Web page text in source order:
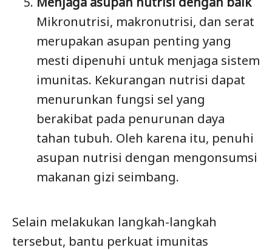
Mikronutrisi, makronutrisi, dan serat
merupakan asupan penting yang
mesti dipenuhi untuk menjaga sistem
imunitas. Kekurangan nutrisi dapat
menurunkan fungsi sel yang
berakibat pada penurunan daya
tahan tubuh. Oleh karena itu, penuhi
asupan nutrisi dengan mengonsumsi
makanan gizi seimbang.
Selain melakukan langkah-langkah
tersebut, bantu perkuat imunitas